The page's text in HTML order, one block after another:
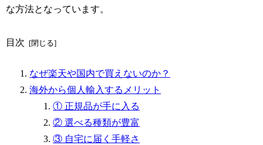
な方法となっています。
目次
なぜ楽天や国内で買えないのか？
海外から個人輸入するメリット
① 正規品が手に入る
② 選べる種類が豊富
③ 自宅に届く手軽さ